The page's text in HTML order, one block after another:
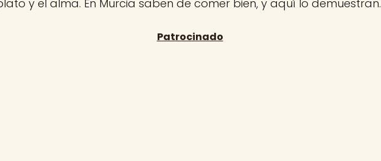
y el alma. En Murcia saben de comer bien, y aquí lo demuestran.